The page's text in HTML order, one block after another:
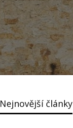
Nejnovější články